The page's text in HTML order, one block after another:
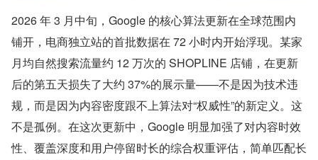
2026 年 3 月中旬，Google 的核心算法更新在全球范围内
铺开，电商独立站的首批数据在 72 小时内开始浮现。某家
月均自然搜索流量约 12 万次的 SHOPLINE 店铺，在更新
后的第五天损失了大约 37%的展示量——不是因为技术违
规，而是因为内容密度跟不上算法对“权威性”的新定义。这
不是孤例。在这次更新中，Google 明显加强了对内容时效
性、覆盖深度和用户停留时长的综合权重评估，简单匹配长